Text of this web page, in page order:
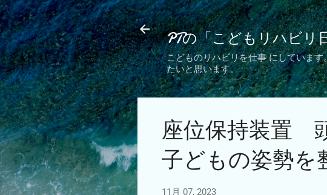
PTの「こどもリハビリ
こどものリハビリを仕事 にしていま
たいと思います。
座位保持装置
子どもの姿勢を
11月 07, 2023